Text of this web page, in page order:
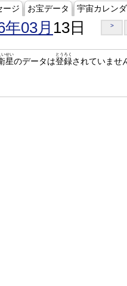
ージ お宝データ 宇宙カレン
年03月 13日 >
星
いせい
のデータは登録
とうろく
されていませ